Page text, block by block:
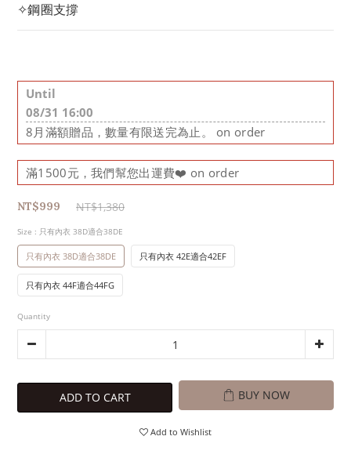
✧鋼圈支撐
Until
08/31 16:00
8月滿額贈品，數量有限送完為止。 on order
滿1500元，我們幫您出運費❤️ on order
NT$1,380
NT$999
Size : 只有內衣 38D適合38DE
只有內衣 38D適合38DE 只有內衣 42E適合42EF
只有內衣 44F適合44FG
Quantity
ADD TO CART BUY NOW
Add to Wishlist